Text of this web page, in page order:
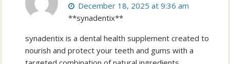
December 18, 2025 at 9:36 am
**synadentix**
synadentix is a dental health supplement created to
nourish and protect your teeth and gums with a